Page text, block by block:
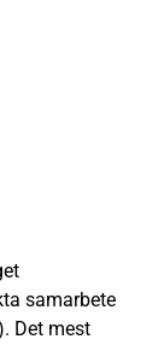
samarbete
Det mest